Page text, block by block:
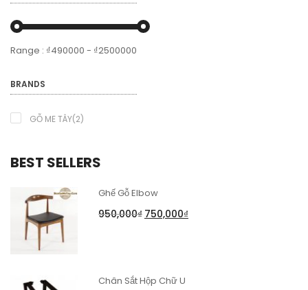
Range : ₫490000 - ₫2500000
BRANDS
GỖ ME TÂY(2)
BEST SELLERS
Ghế Gỗ Elbow
950,000₫ 750,000₫
Chân Sắt Hộp Chữ U